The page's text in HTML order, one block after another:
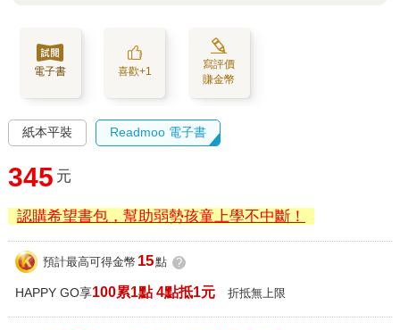
電子書 喜歡+1
寫評價
賺金幣
紙本平裝 Readmoo 電子書
345 元
認購希望書包，幫助弱勢孩童上學不中斷！
預計最高可得金幣 15點 ?
HAPPY GO享100累1點 4點抵1元 折抵無上限